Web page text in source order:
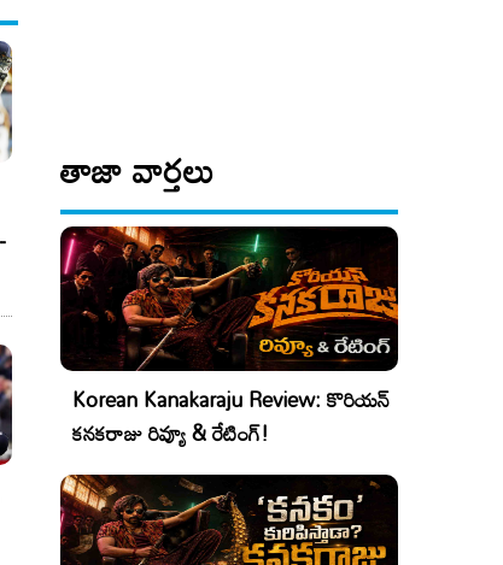
తాజా వార్తలు
Korean Kanakaraju Review: కొరియన్
కనకరాజు రివ్యూ & రేటింగ్!